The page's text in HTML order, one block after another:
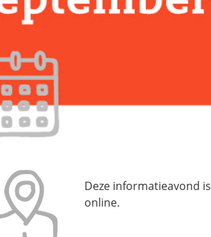
Deze informatieavond is
online.